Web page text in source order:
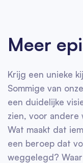
Meer
Krijg een unieke
Sommige van
een duidelijke
zien, voor andere
Wat maakt dat
een beroep dat
weggelegd?